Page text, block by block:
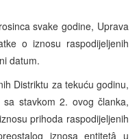
svake godine, Uprava
o iznosu raspodijeljenih
datum.
Distriktu za tekuću godinu,
stavkom 2. ovog članka,
prihoda raspodijeljenih
iznosa entitetâ u